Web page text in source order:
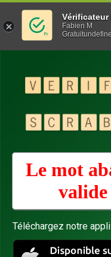
Le mot
valide
Téléchargez notre
Vérificateur
Fabien M